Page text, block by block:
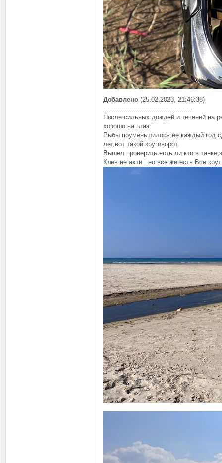
Добавлено (25.02.2023, 21:46:38)
---------------------------------------------
После сильных дождей и течений на
хорошо на глаз.
Рыбы поуменьшилось,ее каждый год
лет,вот такой круговорот.
Вышел проверить есть ли кто в
Клев не ахти...но все же есть.Все